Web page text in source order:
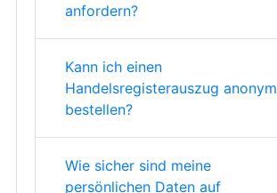
anfordern?
Kann ich einen
Handelsregisterauszug anonym
bestellen?
Wie sicher sind meine
persönlichen Daten auf